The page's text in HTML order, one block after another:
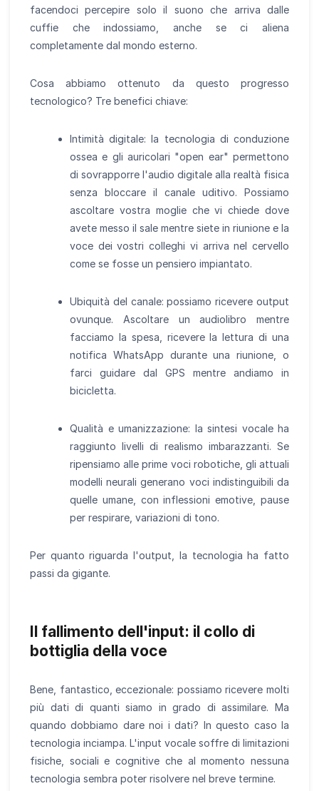
facendoci percepire solo il suono che arriva dalle
cuffie che indossiamo, anche se ci aliena
completamente dal mondo esterno.
Cosa abbiamo ottenuto da questo progresso
tecnologico? Tre benefici chiave:
Intimità digitale: la tecnologia di conduzione
ossea e gli auricolari "open ear" permettono
di sovrapporre l'audio digitale alla realtà fisica
senza bloccare il canale uditivo. Possiamo
ascoltare vostra moglie che vi chiede dove
avete messo il sale mentre siete in riunione e la
voce dei vostri colleghi vi arriva nel cervello
come se fosse un pensiero impiantato.
Ubiquità del canale: possiamo ricevere output
ovunque. Ascoltare un audiolibro mentre
facciamo la spesa, ricevere la lettura di una
notifica WhatsApp durante una riunione, o
farci guidare dal GPS mentre andiamo in
bicicletta.
Qualità e umanizzazione: la sintesi vocale ha
raggiunto livelli di realismo imbarazzanti. Se
ripensiamo alle prime voci robotiche, gli attuali
modelli neurali generano voci indistinguibili da
quelle umane, con inflessioni emotive, pause
per respirare, variazioni di tono.
Per quanto riguarda l'output, la tecnologia ha fatto
passi da gigante.
Il fallimento dell'input: il collo di
bottiglia della voce
Bene, fantastico, eccezionale: possiamo ricevere molti
più dati di quanti siamo in grado di assimilare. Ma
quando dobbiamo dare noi i dati? In questo caso la
tecnologia inciampa. L'input vocale soffre di limitazioni
fisiche, sociali e cognitive che al momento nessuna
tecnologia sembra poter risolvere nel breve termine.